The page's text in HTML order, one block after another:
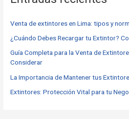
p
o
r
:
Venta de extintores en Lima: tipos y
¿Cuándo Debes Recargar tu Extintor?
Guía Completa para la Venta de
Considerar
La Importancia de Mantener tus
Extintores: Protección Vital para tu